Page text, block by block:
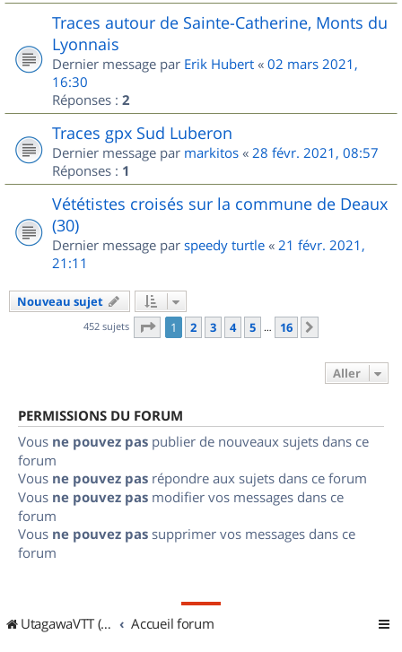
Traces autour de Sainte-Catherine, Monts du
Lyonnais
Dernier message par Erik Hubert « 02 mars 2021,
16:30
Réponses : 2
Traces gpx Sud Luberon
Dernier message par markitos « 28 févr. 2021, 08:57
Réponses : 1
Vététistes croisés sur la commune de Deaux
(30)
Dernier message par speedy turtle « 21 févr. 2021,
21:11
Nouveau sujet
452 sujets Page 1sur
1 2 3 4 5 … 16
Aller
PERMISSIONS DU FORUM
Vous ne pouvez pas publier de nouveaux sujets dans ce
forum
Vous ne pouvez pas répondre aux sujets dans ce forum
Vous ne pouvez pas modifier vos messages dans ce
forum
Vous ne pouvez pas supprimer vos messages dans ce
forum
UtagawaVTT (Randos VTT et VTTAE avec traces GPS) Accueil forum